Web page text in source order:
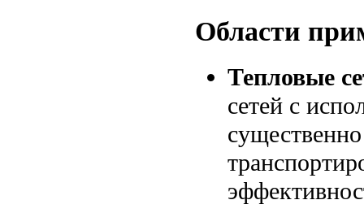
Области
Тепловые
сетей с